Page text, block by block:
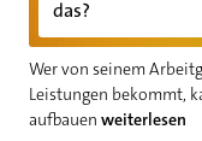
das?
Wer von seinem
Leistungen bekommt,
aufbauen weiterlesen